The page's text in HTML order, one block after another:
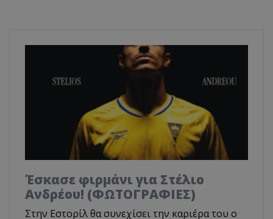
Έσκασε φιρμάνι για Στέλιο
Ανδρέου! (ΦΩΤΟΓΡΑΦΙΕΣ)
Στην Εστορίλ θα συνεχίσει την καριέρα του ο